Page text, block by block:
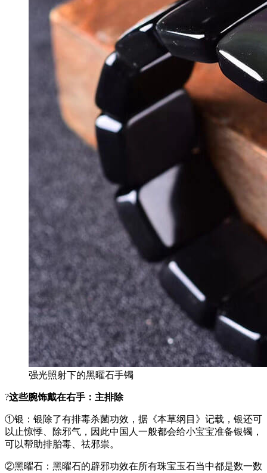
强光照射下的黑曜石手镯
?这些腕饰戴在右手：主排除
①银：银除了有排毒杀菌功效，据《本草纲目》记载，银还可
以止惊悸、除邪气，因此中国人一般都会给小宝宝准备银镯，
可以帮助排胎毒、祛邪祟。
②黑曜石：黑曜石的辟邪功效在所有珠宝玉石当中都是数一数